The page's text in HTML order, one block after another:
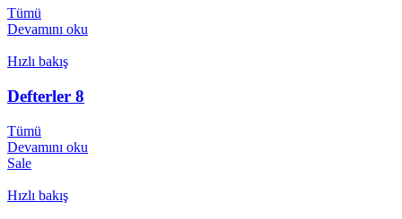
Tümü
Devamını oku
Hızlı bakış
Defterler 8
Tümü
Devamını oku
Sale
Hızlı bakış